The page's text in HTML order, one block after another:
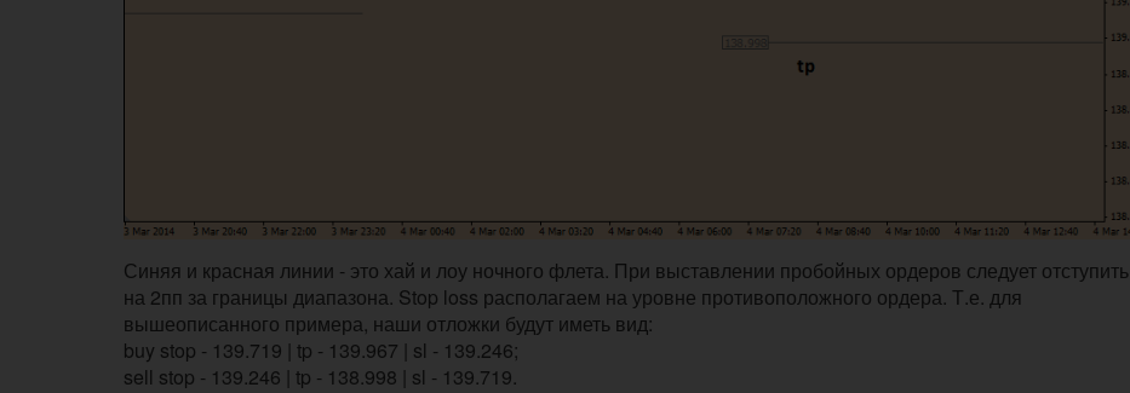
Синяя и красная линии - это хай и лоу ночного флета. При выставлении пробойных ордеров следует отступить
на 2пп за границы диапазона. Stop loss располагаем на уровне противоположного ордера. Т.е. для
вышеописанного примера, наши отложки будут иметь вид:
buy stop - 139.719 | tp - 139.967 | sl - 139.246;
sell stop - 139.246 | tp - 138.998 | sl - 139.719.